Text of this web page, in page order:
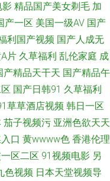
av香蕉伊人 国产精品乱仑 老
视频 91最新网站 国产精品27
丝无码自慰91 韩日色网址 狼
道 老湿影院69 欧美一级二级
美性爱A级 涩涩A∨ 51豆花每
狼友社91 欧美色图A片 日韩
影 精品国产美女剃毛 加
产一区 美国一级AV 国产
利国产视频 国产人成无
片 久草福利 乱伦家庭 成
产精品天干天 国产精品午
国产日韩91 久草福利
草草酒店视频 韩日一区
茄子视频污 亚洲色欲天天
口 黄wwww色 香港伦理
区二区 91视频电影 另
色视频 日本天堂视频导